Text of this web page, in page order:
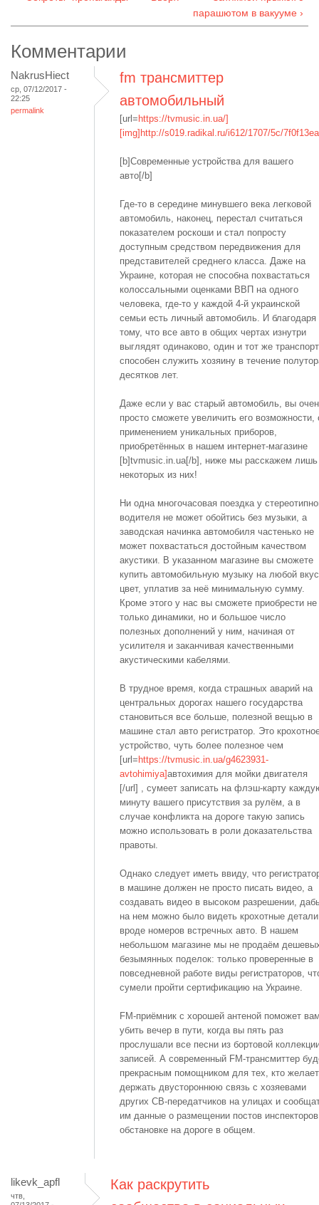
парашютом в вакууме ›
Комментарии
NakrusHiect
ср, 07/12/2017 -
22:25
permalink
fm трансмиттер
автомобильный
[url= https://tvmusic.in.ua/]
[img]http://s019.radikal.ru/i612/1707/5c/
[b]Современные устройства для вашего
авто[/b]
Где-то в середине минувшего века легковой
автомобиль, наконец, перестал считаться
показателем роскоши и стал попросту
доступным средством передвижения для
представителей среднего класса. Даже на
Украине, которая не способна похвастаться
колоссальными оценками ВВП на одного
человека, где-то у каждой 4-й украинской
семьи есть личный автомобиль. И благодаря
тому, что все авто в общих чертах изнутри
выглядят одинаково, один и тот же транспорт
способен служить хозяину в течение
десятков лет.
Даже если у вас старый автомобиль, вы
просто сможете увеличить его возможности,
применением уникальных приборов,
приобретённых в нашем интернет-магазине
[b]tvmusic.in.ua[/b], ниже мы расскажем лишь
некоторых из них!
Ни одна многочасовая поездка у
водителя не может обойтись без музыки, а
заводская начинка автомобиля частенько не
может похвастаться достойным качеством
акустики. В указанном магазине вы сможете
купить автомобильную музыку на любой
цвет, уплатив за неё минимальную сумму.
Кроме этого у нас вы сможете приобрести не
только динамики, но и большое число
полезных дополнений у ним, начиная от
усилителя и заканчивая качественными
акустическими кабелями.
В трудное время, когда страшных аварий на
центральных дорогах нашего государства
становиться все больше, полезной вещью в
машине стал авто регистратор. Это
устройство, чуть более полезное чем
[url= https://tvmusic.in.ua/g4623931-
avtohimiya]автохимия для мойки двигателя
[/url] , сумеет записать на флэш-карту
минуту вашего присутствия за рулём, а в
случае конфликта на дороге такую запись
можно использовать в роли доказательства
правоты.
Однако следует иметь ввиду, что
в машине должен не просто писать видео, а
создавать видео в высоком разрешении,
на нем можно было видеть крохотные детали
вроде номеров встречных авто. В нашем
небольшом магазине мы не продаём
безымянных поделок: только проверенные в
повседневной работе виды регистраторов,
сумели пройти сертификацию на Украине.
FM-приёмник с хорошей антеной поможет
убить вечер в пути, когда вы пять раз
прослушали все песни из бортовой
записей. А современный FM-трансмиттер
прекрасным помощником для тех, кто желает
держать двустороннюю связь с хозяевами
других СВ-передатчиков на улицах и
им данные о размещении постов
обстановке на дороге в общем.
likevk_apfl
чтв,
Как раскрутить